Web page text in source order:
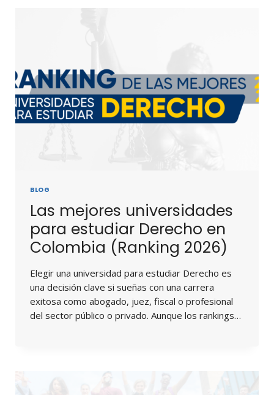
BLOG
Las mejores universidades
para estudiar Derecho en
Colombia (Ranking 2026)
Elegir una universidad para estudiar Derecho es
una decisión clave si sueñas con una carrera
exitosa como abogado, juez, fiscal o profesional
del sector público o privado. Aunque los rankings…